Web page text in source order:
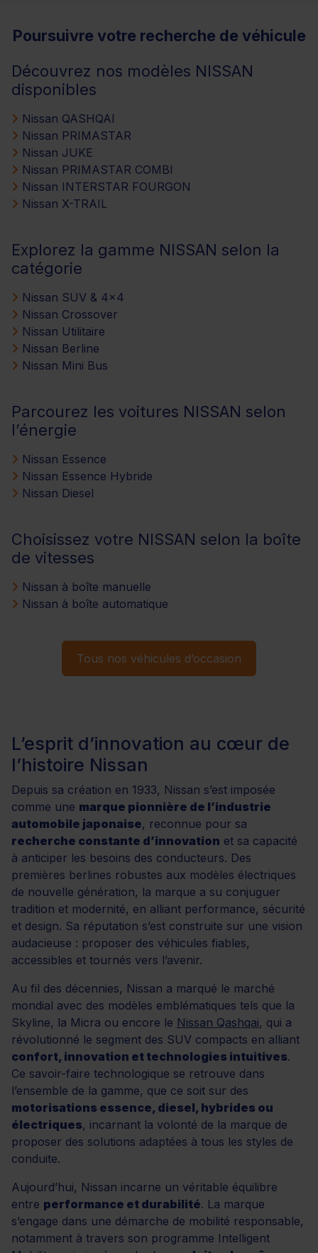
Poursuivre votre recherche de véhicule
Découvrez nos modèles NISSAN
disponibles
Nissan QASHQAI
Nissan PRIMASTAR
Nissan JUKE
Nissan PRIMASTAR COMBI
Nissan INTERSTAR FOURGON
Nissan X-TRAIL
Explorez la gamme NISSAN selon la
catégorie
Nissan SUV & 4x4
Nissan Crossover
Nissan Utilitaire
Nissan Berline
Nissan Mini Bus
Parcourez les voitures NISSAN selon
l’énergie
Nissan Essence
Nissan Essence Hybride
Nissan Diesel
Choisissez votre NISSAN selon la boîte
de vitesses
Nissan à boîte manuelle
Nissan à boîte automatique
Tous nos véhicules d’occasion
L’esprit d’innovation au cœur de
l’histoire Nissan
Depuis sa création en 1933, Nissan s’est imposée
comme une marque pionnière de l’industrie
automobile japonaise, reconnue pour sa
recherche constante d’innovation et sa capacité
à anticiper les besoins des conducteurs. Des
premières berlines robustes aux modèles électriques
de nouvelle génération, la marque a su conjuguer
tradition et modernité, en alliant performance, sécurité
et design. Sa réputation s’est construite sur une vision
audacieuse : proposer des véhicules fiables,
accessibles et tournés vers l’avenir.
Au fil des décennies, Nissan a marqué le marché
mondial avec des modèles emblématiques tels que la
Skyline, la Micra ou encore le Nissan Qashqai, qui a
révolutionné le segment des SUV compacts en alliant
confort, innovation et technologies intuitives.
Ce savoir-faire technologique se retrouve dans
l’ensemble de la gamme, que ce soit sur des
motorisations essence, diesel, hybrides ou
électriques, incarnant la volonté de la marque de
proposer des solutions adaptées à tous les styles de
conduite.
Aujourd’hui, Nissan incarne un véritable équilibre
entre performance et durabilité. La marque
s’engage dans une démarche de mobilité responsable,
notamment à travers son programme Intelligent